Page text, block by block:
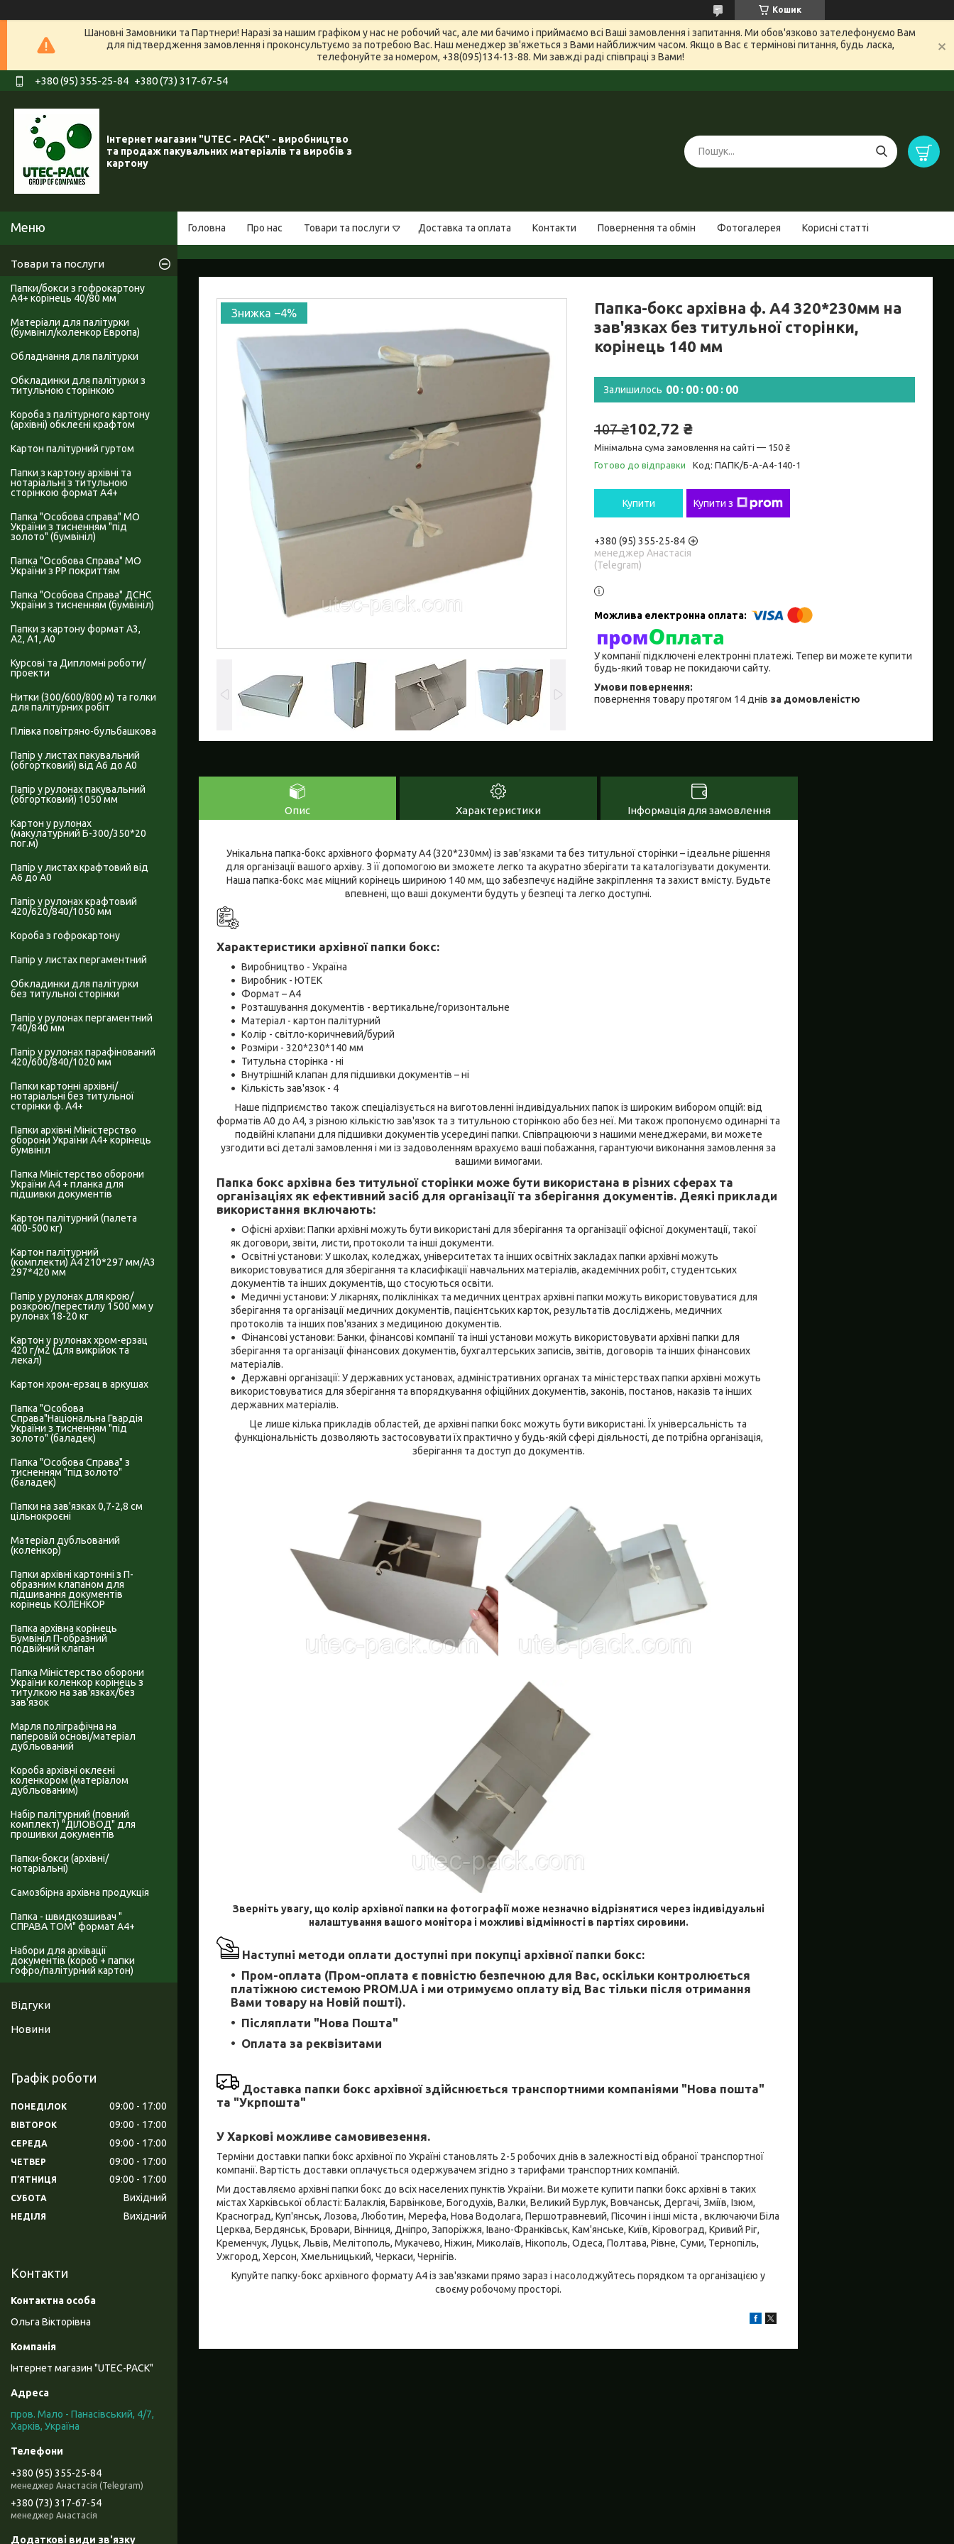
Кошик
Шановні Замовники та Партнери! Наразі за нашим графіком у нас не робочий час, але ми бачимо і приймаємо всі Ваші замовлення і запитання. Ми обов'язково зателефонуємо Вам
для підтвердження замовлення і проконсультуємо за потребою Вас. Наш менеджер зв'яжеться з Вами найближчим часом. Якщо в Вас є термінові питання, будь ласка,
телефонуйте за номером, +38(095)134-13-88. Ми завжді раді співпраці з Вами!
+380 (95) 355-25-84 +380 (73) 317-67-54
Інтернет магазин "UTEC - PACK" - виробництво
та продаж пакувальних матеріалів та виробів з
картону
Головна Про нас Товари та послуги Доставка та оплата Контакти Повернення та обмін Фотогалерея Корисні статті
–4%
Папка-бокс архівна ф. А4 320*230мм на
зав'язках без титульної сторінки,
корінець 140 мм
Залишилось 00 00 00 00
107 ₴102,72 ₴
Мінімальна сума замовлення на сайті — 150 ₴
Готово до відправки
Код: ПАПК/Б-А-А4-140-1
Купити Купити з
+380 (95) 355-25-84
менеджер Анастасія
(Telegram)
У компанії підключені електронні платежі. Тепер ви можете купити
будь-який товар не покидаючи сайту.
повернення товару протягом 14 днів за домовленістю
Опис Характеристики Інформація для замовлення
Унікальна папка-бокс архівного формату А4 (320*230мм) із зав'язками та без титульної сторінки – ідеальне рішення
для організації вашого архіву. З її допомогою ви зможете легко та акуратно зберігати та каталогізувати документи.
Наша папка-бокс має міцний корінець шириною 140 мм, що забезпечує надійне закріплення та захист вмісту. Будьте
впевнені, що ваші документи будуть у безпеці та легко доступні.
Характеристики архівної папки бокс:
Виробництво - Україна
Виробник - ЮТЕК
Формат – А4
Розташування документів - вертикальне/горизонтальне
Матеріал - картон палітурний
Колір - світло-коричневий/бурий
Розміри - 320*230*140 мм
Титульна сторінка - ні
Внутрішній клапан для підшивки документів – ні
Кількість зав'язок - 4
Наше підприємство також спеціалізується на виготовленні індивідуальних папок із широким вибором опцій: від
форматів А0 до А4, з різною кількістю зав'язок та з титульною сторінкою або без неї. Ми також пропонуємо одинарні та
подвійні клапани для підшивки документів усередині папки. Співпрацюючи з нашими менеджерами, ви можете
узгодити всі деталі замовлення і ми із задоволенням врахуємо ваші побажання, гарантуючи виконання замовлення за
вашими вимогами.
Папка бокс архівна без титульної сторінки може бути використана в різних сферах та
організаціях як ефективний засіб для організації та зберігання документів. Деякі приклади
використання включають:
Офісні архіви: Папки архівні можуть бути використані для зберігання та організації офісної документації, такої
як договори, звіти, листи, протоколи та інші документи.
Освітні установи: У школах, коледжах, університетах та інших освітніх закладах папки архівні можуть
використовуватися для зберігання та класифікації навчальних матеріалів, академічних робіт, студентських
документів та інших документів, що стосуються освіти.
Медичні установи: У лікарнях, поліклініках та медичних центрах архівні папки можуть використовуватися для
зберігання та організації медичних документів, пацієнтських карток, результатів досліджень, медичних
протоколів та інших пов'язаних з медициною документів.
Фінансові установи: Банки, фінансові компанії та інші установи можуть використовувати архівні папки для
зберігання та організації фінансових документів, бухгалтерських записів, звітів, договорів та інших фінансових
матеріалів.
Державні організації: У державних установах, адміністративних органах та міністерствах папки архівні можуть
використовуватися для зберігання та впорядкування офіційних документів, законів, постанов, наказів та інших
державних матеріалів.
Це лише кілька прикладів областей, де архівні папки бокс можуть бути використані. Їх універсальність та
функціональність дозволяють застосовувати їх практично у будь-якій сфері діяльності, де потрібна організація,
зберігання та доступ до документів.
Зверніть увагу, що колір архівної папки на фотографії може незначно відрізнятися через індивідуальні
налаштування вашого монітора і можливі відмінності в партіях сировини.
Наступні методи оплати доступні при покупці архівної папки бокс:
Пром-оплата (Пром-оплата є повністю безпечною для Вас, оскільки контролюється
платіжною системою PROM.UA і ми отримуємо оплату від Вас тільки після отримання
Вами товару на Новій пошті).
Післяплати "Нова Пошта"
Оплата за реквізитами
Доставка папки бокс архівної здійснюється транспортними компаніями "Нова пошта"
та "Укрпошта"
У Харкові можливе самовивезення.
Терміни доставки папки бокс архівної по Україні становлять 2-5 робочих днів в залежності від обраної транспортної
компанії. Вартість доставки оплачується одержувачем згідно з тарифами транспортних компаній.
Ми доставляємо архівні папки бокс до всіх населених пунктів України. Ви можете купити папки бокс архівні в таких
містах Харківської області: Балаклія, Барвінкове, Богодухів, Валки, Великий Бурлук, Вовчанськ, Дергачі, Зміїв, Ізюм,
Красноград, Куп'янськ, Лозова, Люботин, Мерефа, Нова Водолага, Першотравневий, Пісочин і інші міста , включаючи Біла
Церква, Бердянськ, Бровари, Вінниця, Дніпро, Запоріжжя, Івано-Франківськ, Кам'янське, Київ, Кіровоград, Кривий Ріг,
Кременчук, Луцьк, Львів, Мелітополь, Мукачево, Ніжин, Миколаїв, Нікополь, Одеса, Полтава, Рівне, Суми, Тернопіль,
Ужгород, Херсон, Хмельницький, Черкаси, Чернігів.
Купуйте папку-бокс архівного формату А4 із зав'язками прямо зараз і насолоджуйтесь порядком та організацією у
своєму робочому просторі.
Товари та послуги
Папки/бокси з гофрокартону
А4+ корінець 40/80 мм
Матеріали для палітурки
(бумвініл/коленкор Европа)
Обладнання для палітурки
Обкладинки для палітурки з
титульною сторінкою
Короба з палітурного картону
(архівні) обклеєні крафтом
Картон палітурний гуртом
Папки з картону архівні та
нотаріальні з титульною
сторінкою формат А4+
Папка "Особова справа" МО
України з тисненням "під
золото" (бумвініл)
Папка "Особова Справа" МО
України з PP покриттям
Папка "Особова Справа" ДСНС
України з тисненням (бумвініл)
Папки з картону формат А3,
А2, А1, А0
Курсові та Дипломні роботи/
проекти
Нитки (300/600/800 м) та голки
для палітурних робіт
Плівка повітряно-бульбашкова
Папір у листах пакувальний
(обгортковий) від А6 до А0
Папір у рулонах пакувальний
(обгортковий) 1050 мм
Картон у рулонах
(макулатурний Б-300/350*20
пог.м)
Папір у листах крафтовий від
А6 до А0
Папір у рулонах крафтовий
420/620/840/1050 мм
Короба з гофрокартону
Папір у листах пергаментний
Обкладинки для палітурки
без титульноі сторінки
Папір у рулонах пергаментний
740/840 мм
Папір у рулонах парафінований
420/600/840/1020 мм
Папки картонні архівні/
нотаріальні без титульної
сторінки ф. А4+
Папки архівні Міністерство
оборони України А4+ корінець
бумвініл
Папка Міністерство оборони
України А4 + планка для
підшивки документів
Картон палітурний (палета
400-500 кг)
Картон палітурний
(комплекти) А4 210*297 мм/А3
297*420 мм
Папір у рулонах для крою/
розкрою/перестилу 1500 мм у
рулонах 18-20 кг
Картон у рулонах хром-ерзац
420 г/м2 (для викрійок та
лекал)
Картон хром-ерзац в аркушах
Папка "Особова
Справа"Національна Гвардія
України з тисненням "під
золото" (баладек)
Папка "Особова Справа" з
тисненням "під золото"
(баладек)
Папки на зав'язках 0,7-2,8 см
цільнокроєні
Матеріал дубльований
(коленкор)
Папки архівні картонні з П-
образним клапаном для
підшивання документів
корінець КОЛЕНКОР
Папка архівна корінець
Бумвініл П-образний
подвійний клапан
Папка Міністерство оборони
України коленкор корінець з
титулкою на зав'язках/без
зав'язок
Марля поліграфічна на
паперовій основі/матеріал
дубльований
Короба архівні оклеєні
коленкором (матеріалом
дубльованим)
Набір палітурний (повний
комплект) "ДІЛОВОД" для
прошивки документів
Папки-бокси (архівні/
нотаріальні)
Самозбірна архівна продукція
Папка - швидкозшивач "
СПРАВА ТОМ" формат А4+
Набори для архівації
документів (короб + папки
гофро/палітурний картон)
Відгуки
Новини
Графік роботи
ПОНЕДІЛОК 09:00 17:00
ВІВТОРОК 09:00 17:00
СЕРЕДА 09:00 17:00
ЧЕТВЕР 09:00 17:00
ПʼЯТНИЦЯ 09:00 17:00
СУБОТА Вихідний
НЕДІЛЯ Вихідний
Контакти
Ольга Вікторівна
Інтернет магазин "UTEC-PACK"
пров. Мало - Панасівський, 4/7,
Харків, Україна
+380 (95) 355-25-84
менеджер Анастасія (Telegram)
+380 (73) 317-67-54
менеджер Анастасія